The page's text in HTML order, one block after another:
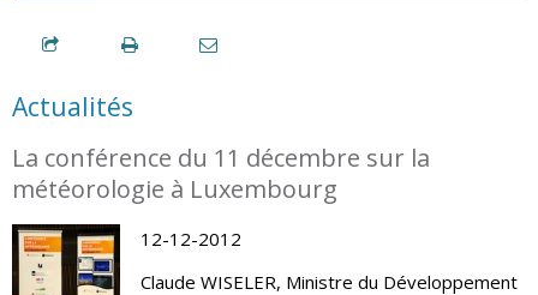
Actualités
La conférence du 11 décembre sur la
météorologie à Luxembourg
12-12-2012
Claude WISELER, Ministre du Développement